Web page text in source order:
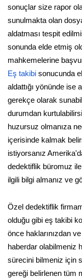
sonuçlar size rapor
sunulmakta olan
aldatması tespit
sonunda elde etmiş
mahkemelerine
Eş takibi sonucunda
aldattığı yönünde ise
gerekçe olarak
durumdan
huzursuz olmanıza
içerisinde kalmak
istiyorsanız
dedektiflik büromuz
ilgili bilgi almanız ve
Özel dedektiflik
olduğu gibi eş takibi
önce haklarınızdan
haberdar olabilmeniz
sürecini bilmeniz için
gereği belirlenen tüm